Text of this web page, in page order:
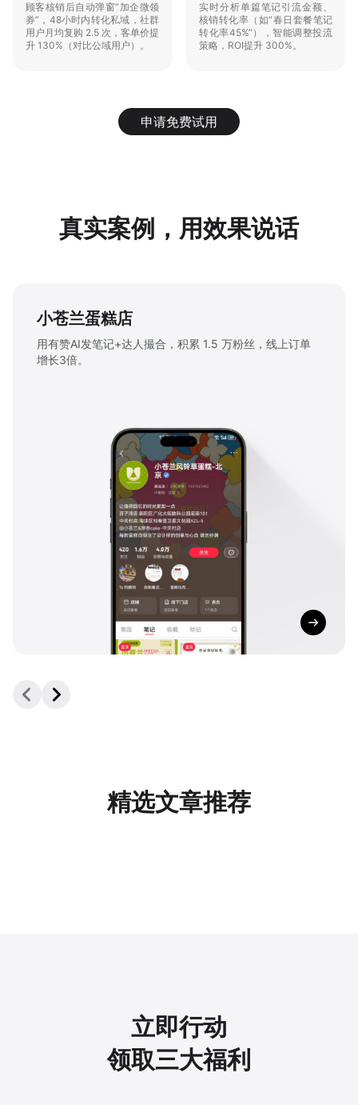
顾客核销后自动弹窗“加企微领
券”，48小时内转化私域，社群
用户月均复购 2.5 次，客单价提
升 130%（对比公域用户）。
实时分析单篇笔记引流金额、
核销转化率（如“春日套餐笔记
转化率45%”），智能调整投流
策略，ROI提升 300%。
申请免费试用
真实案例，用效果说话
1981牛排馆（天津 7 家店）
通过小红书挂载团购链接，种草下单一步到位，新客到店
率提升50%。
精选文章推荐
立即行动
领取三大福利